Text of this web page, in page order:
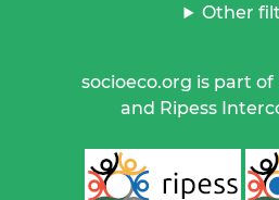
Other
socioeco.org is part of
and Ripess